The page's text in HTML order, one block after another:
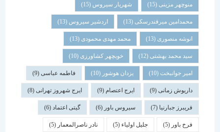
منوچهر مزینی(15) شهریار سیروس(15)
محمدامین میرفندرسکی(13) اردشیر سیروس(13)
انوشه منصوری(13) محمد مهدی محمودی(13)
سید محمد بهشتی(12) خوبچهر کشاورزی(10)
امیر جوانبخت(10) یزدان هوشور(10) فاطمه عباسی(9)
داریوش زمانی(9) ایرج اعتصام(9) ایرج شهروز تهرانی(8)
فریبرز جبارنیا(7) سیروس باور(6) گیتی اعتماد(6)
فرخ باور(5) جلیل اولیاء(5) نادر ناصرالمعمار (5)